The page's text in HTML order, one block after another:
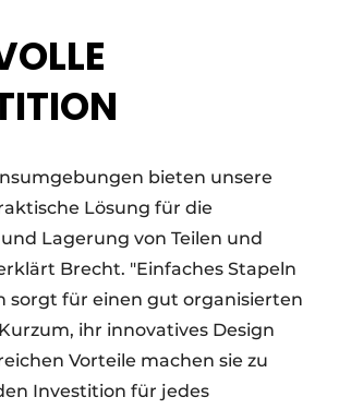
bieten unsere
Lösung für die
Lagerung von Teilen und
Brecht. "Einfaches Stapeln
sorgt für einen gut organisierten
ihr innovatives Design
Vorteile machen sie zu
Investition für jedes